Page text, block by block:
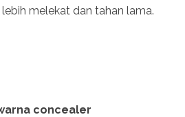
melekat dan tahan lama.
concealer